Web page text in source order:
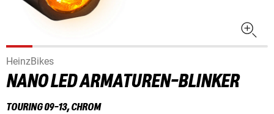
HeinzBikes
NANO LED ARMATUREN-BLINKER
TOURING 09-13, CHROM